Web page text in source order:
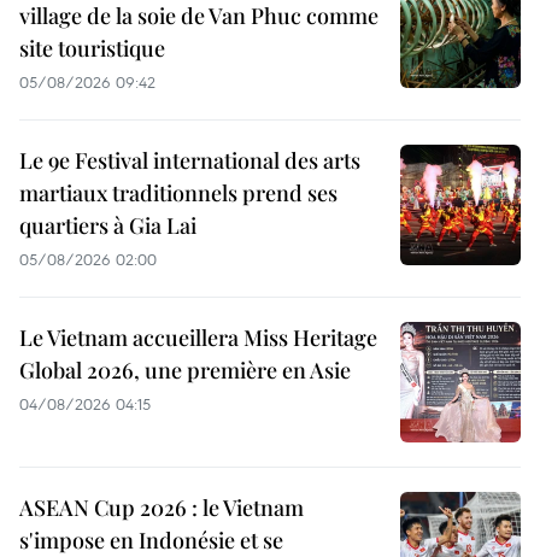
village de la soie de Van Phuc comme
site touristique
05/08/2026 09:42
Le 9e Festival international des arts
martiaux traditionnels prend ses
quartiers à Gia Lai
05/08/2026 02:00
Le Vietnam accueillera Miss Heritage
Global 2026, une première en Asie
04/08/2026 04:15
ASEAN Cup 2026 : le Vietnam
s'impose en Indonésie et se